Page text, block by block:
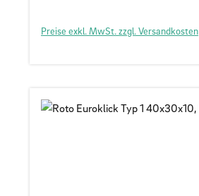
Preise exkl. MwSt. zzgl. Versandkosten